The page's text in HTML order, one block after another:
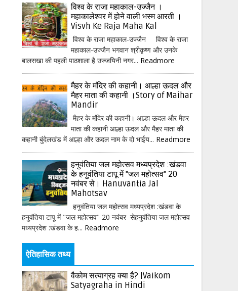
विश्व के राजा महाकाल-उज्जैन ।
महाकालेश्वर में होने वाली भस्म आरती ।
Visvh Ke Raja Maha Kal
विश्व के राजा महाकाल-उज्जैन विश्व के राजा
महाकाल-उज्जैन भगवान श्रीकृष्ण और उनके
बालसखा की पहली पाठशाला है उज्जयिनी नगर... Readmore
मैहर के मंदिर की कहानी। आल्हा ऊदल और
मैहर माता की कहानी ।Story of Maihar
Mandir
मैहर के मंदिर की कहानी। आल्हा ऊदल और मैहर
माता की कहानी आल्हा ऊदल और मैहर माता की
कहानी बुंदेलखंड में आल्हा और ऊदल नाम के दो भाईय... Readmore
हनुवंतिया जल महोत्सव मध्यप्रदेश :खंडवा
के हनुवंतिया टापू में "जल महोत्सव" 20
नवंबर से। Hanuvantia Jal
Mahotsav
हनुवंतिया जल महोत्सव मध्यप्रदेश :खंडवा के
हनुवंतिया टापू में "जल महोत्सव" 20 नवंबर सेहनुवंतिया जल महोत्सव
मध्यप्रदेश :खंडवा के ह... Readmore
ऐतिहासिक तथ्य
वैकोम सत्याग्रह क्या है? |Vaikom
Satyagraha in Hindi